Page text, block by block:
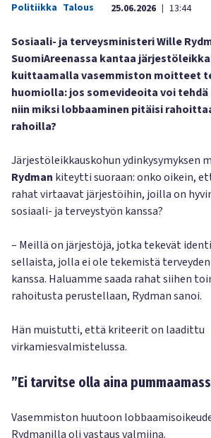
Politiikka Talous 25.06.2026 | 13:44
Sosiaali- ja terveysministeri Wille
SuomiAreenassa kantaa
kuittaamalla vasemmiston moitteet
huomiolla: jos somevideoita voi
niin miksi lobbaaminen pitäisi
rahoilla?
Järjestöleikkauskohun ydinkysymyksen
Rydman kiteytti suoraan: onko oikein,
rahat virtaavat järjestöihin, joilla on
sosiaali- ja terveystyön kanssa?
– Meillä on järjestöjä, jotka tekevät
sellaista, jolla ei ole tekemistä
kanssa. Haluamme saada rahat siihen
rahoitusta perustellaan, Rydman sanoi.
Hän muistutti, että kriteerit on laadittu
virkamiesvalmistelussa.
”Ei tarvitse olla aina
Vasemmiston huutoon
Rydmanilla oli vastaus valmiina.